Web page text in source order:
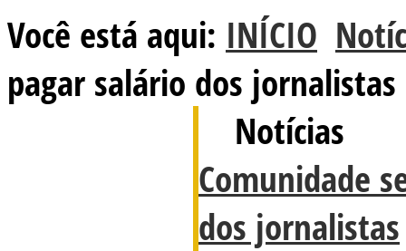
Você está aqui: INÍCIO
pagar salário dos jornalistas
Notícias
Comunidade
dos jornalistas